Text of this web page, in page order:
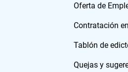
Oferta de
Contratación
Tablón de
Quejas y